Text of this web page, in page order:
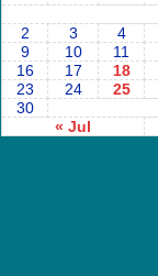
« Jul
2
3 4
9
10 11
16
17 18
23
24 25
30